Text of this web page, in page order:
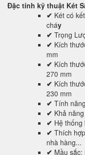
Đặc tính kỹ thuật Két
✔ Két có
cháy
✔ Trọng
✔ Kích
mm
✔ Kích
270 mm
✔ Kích
230 mm
✔ Tính
✔ Khả
✔ Hệ
✔ Thích
nhà hàng...
✔ Mầu sắc: